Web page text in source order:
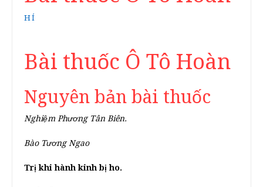
HÍ
Bài thuốc Ô Tô Hoàn
Nguyên bản bài thuốc
Nghiệm Phương Tân Biên.
Bào Tương Ngao
Trị khi hành kinh bị ho.